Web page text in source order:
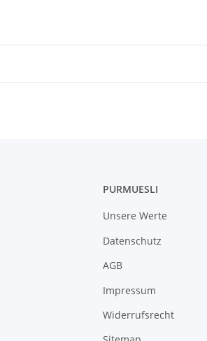
PURMUESLI
Unsere Werte
Datenschutz
AGB
Impressum
Widerrufsrecht